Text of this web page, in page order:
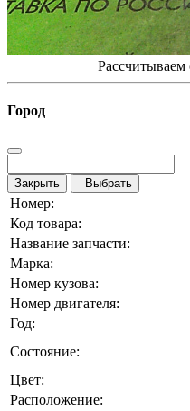
Рассчитываем
Город
Закрыть Выбрать
Номер:
Код товара:
Название запчасти:
Марка:
Номер кузова:
Номер двигателя:
Год:
Состояние:
Цвет:
Расположение: